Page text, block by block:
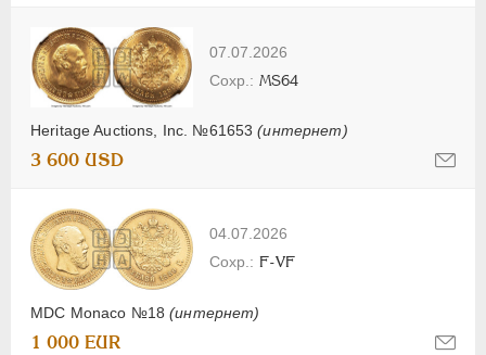
07.07.2026
Heritage Auctions, Inc. №61653(интернет)
MS64
3 600 USD
04.07.2026
MDC Monaco №18(интернет)
F-VF
1 000 EUR